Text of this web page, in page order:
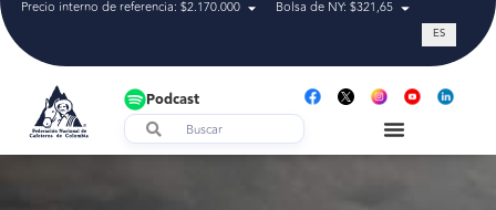
Precio interno de referencia: $2.170.000 Bolsa de NY: $321,65 Tasa de
ES
Podcast